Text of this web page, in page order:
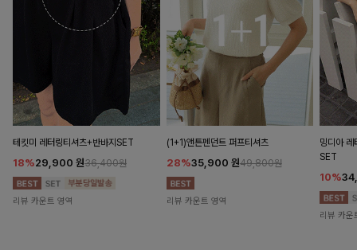
테킷미 레터링티셔츠+반바지SET
18%29,900 원36,400원
리뷰 카운트 영역
(1+1)앤튼펜던트 퍼프티셔츠
28%35,900 원49,800원
리뷰 카운트 영역
밍디아 레
SET
10%
리뷰 카운